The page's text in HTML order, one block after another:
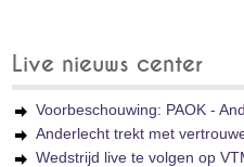
Live nieuws center
Voorbeschouwing: PAOK -
Anderlecht trekt met
Wedstrijd live te volgen op